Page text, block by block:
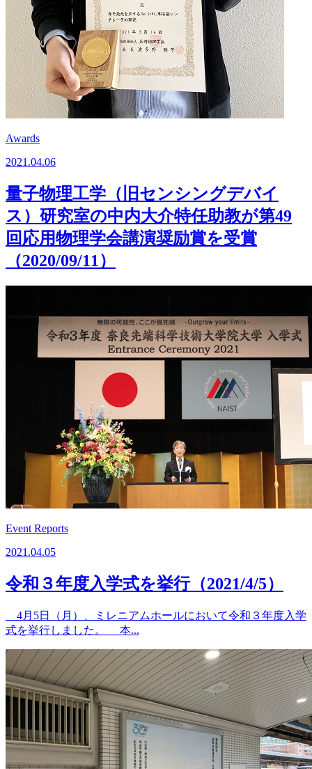
Awards
2021.04.06
量子物理工学（旧センシングデバイ
ス）研究室の中内大介特任助教が第49
回応用物理学会講演奨励賞を受賞
（2020/09/11）
Event Reports
2021.04.05
令和３年度入学式を挙行（2021/4/5）
4月5日（月）、ミレニアムホールにおいて令和３年度入学
式を挙行しました。 本...